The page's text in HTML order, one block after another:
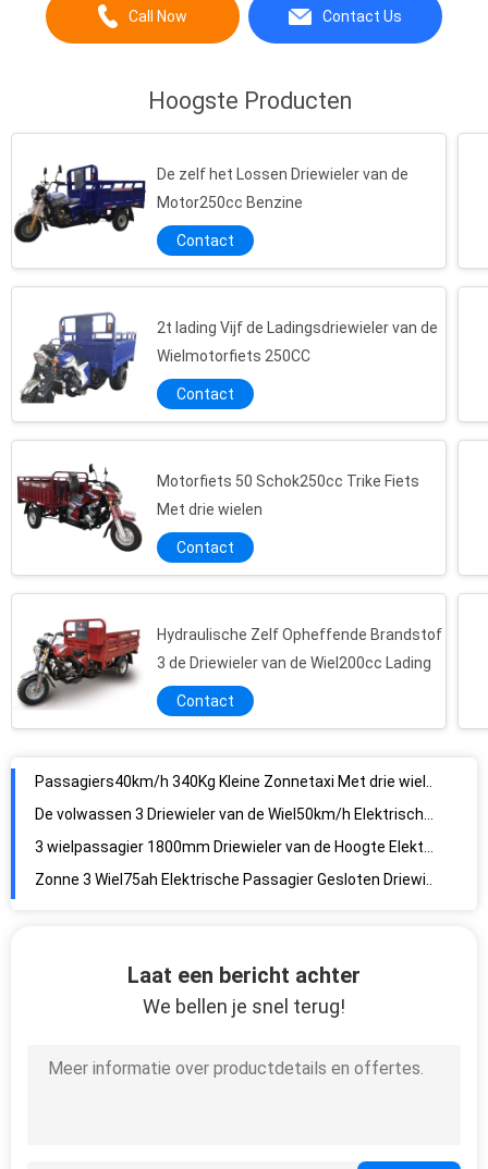
Call Now Contact Us
Hoogste Producten
De zelf het Lossen Driewieler van de
Motor250cc Benzine
Contact
2t lading Vijf de Ladingsdriewieler van de
Wielmotorfiets 250CC
Contact
Motorfiets 50 Schok250cc Trike Fiets
Met drie wielen
Contact
Hydraulische Zelf Opheffende Brandstof
3 de Driewieler van de Wiel200cc Lading
Contact
De volwassen 3 Driewieler van de Wiel50km/h Elektrische Passagier
Laat een bericht achter
We bellen je snel terug!